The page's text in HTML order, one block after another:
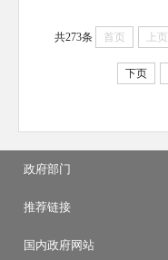
共273条 首页 上页
下页
政府部门
推荐链接
国内政府网站